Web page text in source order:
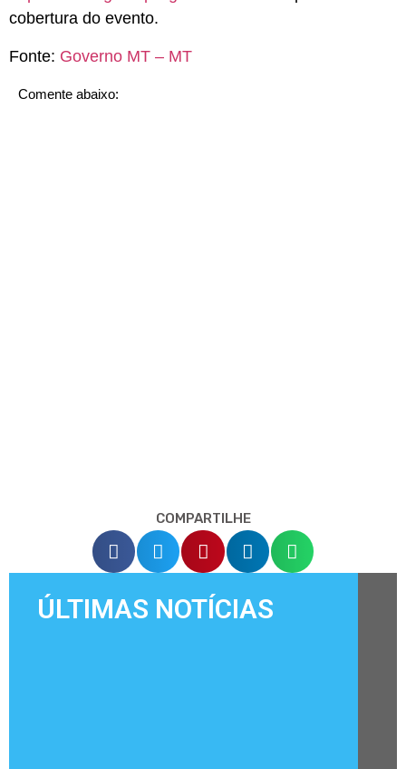
cobertura do evento.
Fonte: Governo MT – MT
Comente abaixo:
COMPARTILHE
ÚLTIMAS NOTÍCIAS